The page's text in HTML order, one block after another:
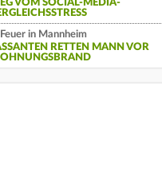
VOM SOCIAL-MEDIA-
Feuer in Mannheim
RETTEN MANN VOR